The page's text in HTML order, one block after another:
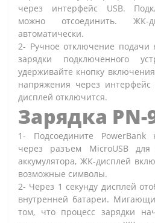
через интерфейс USB.
можно отсоединить. ЖК-
автоматически.
2- Ручное отключение
зарядки подключенного
удерживайте кнопку
напряжения через интерфейс
дисплей отключится.
Зарядка PN-
1- Подсоедините PowerBank
через разъем MicroUSB для
аккумулятора, ЖК-дисплей
возможные символы.
2- Через 1 секунду дисплей
внутренней батареи.
том, что процесс зарядки